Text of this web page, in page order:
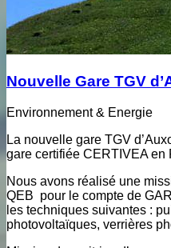
Nouvelle Gare TGV
Environnement & Energie
La nouvelle gare TGV
gare certifiée CERTIVEA en
Nous avons réalisé une
QEB pour le compte de
les techniques suivantes :
photovoltaïques, verrières